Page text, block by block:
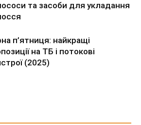
та засоби для укладання
п’ятниця: найкращі
на ТБ і потокові
(2025)